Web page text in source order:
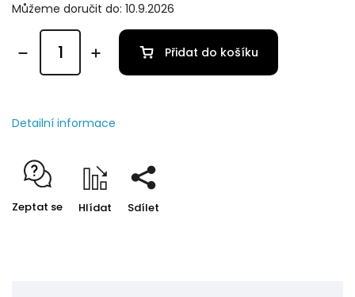
Můžeme doručit do: 10.9.2026
Přidat do košíku
Detailní informace
Zeptat se Hlídat Sdílet